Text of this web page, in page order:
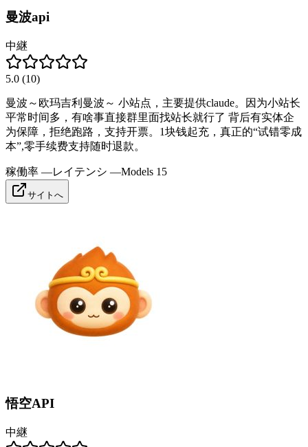
曼波api
中継
5.0 (10)
曼波～欧玛吉利曼波～ 小站点，主要提供claude。因为小站长
平常时间多，有啥事直接群里面找站长就行了 背后有实体企
为保障，拒绝跑路，支持开票。1块钱起充，真正的“试错零成
本”,零手续费支持随时退款。
稼働率 —レイテンシ —Models 15
サイトへ
悟空API
中継